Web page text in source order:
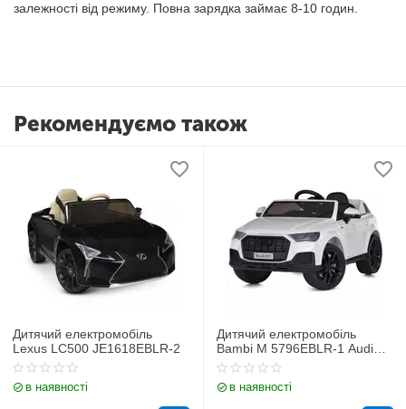
залежності від режиму. Повна зарядка займає 8-10 годин.
Рекомендуємо також
Дитячий електромобіль
Lexus LC500 JE1618EBLR-2
в наявності
Дитячий електромобіль
Bambi M 5796EBLR-1 Audi
Q7
в наявності